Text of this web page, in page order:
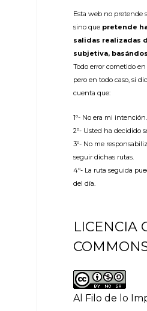
Esta web no pretende
sino que pretende
salidas realizadas
subjetiva,
Todo error cometido
pero en todo caso, si
cuenta que:
1º- No era mi intención.
2º- Usted ha decidido
3º- No me
seguir dichas rutas.
4º- La ruta seguida
del día.
LICENCIA
Al Filo de lo